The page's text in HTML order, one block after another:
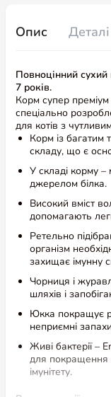
Опис Деталі
Повноцінний сухий
7 років.
Корм супер
спеціально
для котів з
Корм із багатим
складу, що є
У складі корму –
джерелом білка.
Високий вміст
допомагають
Ретельно
організм
захищає імунну
Чорниця і
шляхів і
Юкка покращує
неприємні
Живі бактерії –
для покращення
імунітету.